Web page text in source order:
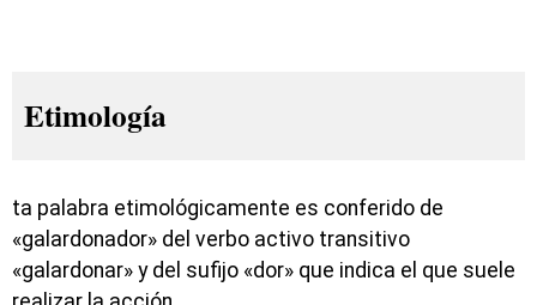
Etimología
ta palabra etimológicamente es conferido de
«galardonador» del verbo activo transitivo
«galardonar» y del sufijo «dor» que indica el que suele